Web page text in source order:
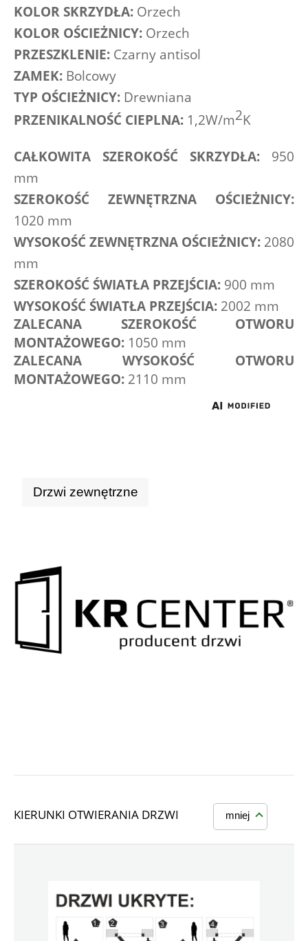
KOLOR SKRZYDŁA: Orzech
KOLOR OŚCIEŻNICY: Orzech
PRZESZKLENIE: Czarny antisol
ZAMEK: Bolcowy
TYP OŚCIEŻNICY: Drewniana
PRZENIKALNOŚĆ CIEPLNA: 1,2W/m2K
CAŁKOWITA SZEROKOŚĆ SKRZYDŁA:
950
mm
SZEROKOŚĆ ZEWNĘTRZNA OŚCIEŻNICY:
1020 mm
WYSOKOŚĆ ZEWNĘTRZNA OŚCIEŻNICY: 2080
mm
SZEROKOŚĆ ŚWIATŁA PRZEJŚCIA: 900 mm
WYSOKOŚĆ ŚWIATŁA PRZEJŚCIA: 2002 mm
ZALECANA SZEROKOŚĆ OTWORU
MONTAŻOWEGO: 1050 mm
ZALECANA WYSOKOŚĆ OTWORU
MONTAŻOWEGO: 2110 mm
Drzwi zewnętrzne
KIERUNKI OTWIERANIA DRZWI mniej